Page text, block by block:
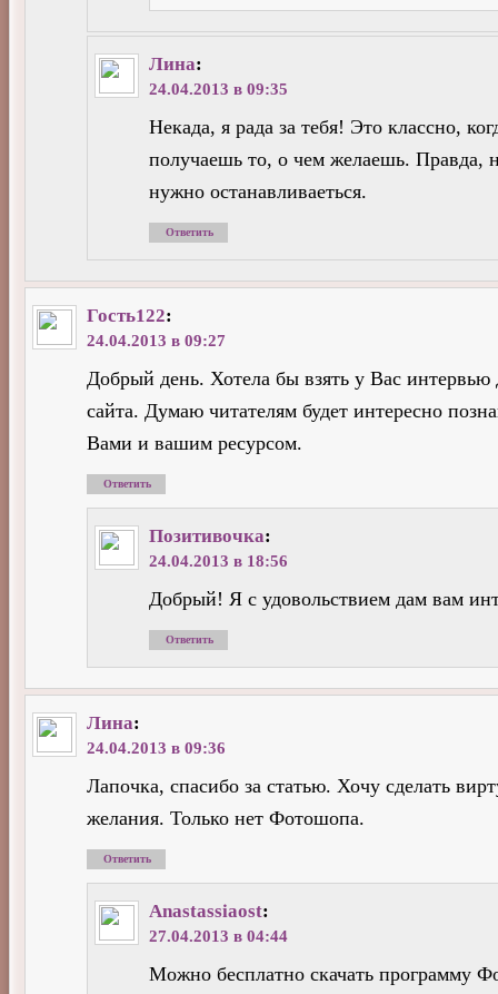
Лина:
24.04.2013 в 09:35
Некада, я рада за тебя! Это классно,
получаешь то, о чем желаешь. Правда,
нужно останавливаеться.
Ответить
Гость122:
24.04.2013 в 09:27
Добрый день. Хотела бы взять у Вас интервью
сайта. Думаю читателям будет интересно
Вами и вашим ресурсом.
Ответить
Позитивочка:
24.04.2013 в 18:56
Добрый! Я с удовольствием дам вам
Ответить
Лина:
24.04.2013 в 09:36
Лапочка, спасибо за статью. Хочу сделать
желания. Только нет Фотошопа.
Ответить
Anastassiaost:
27.04.2013 в 04:44
Можно бесплатно скачать программу